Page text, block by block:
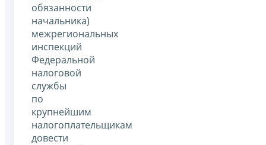
обязанности
начальника)
межрегиональных
инспекций
Федеральной
налоговой
службы
по
крупнейшим
налогоплательщикам
довести